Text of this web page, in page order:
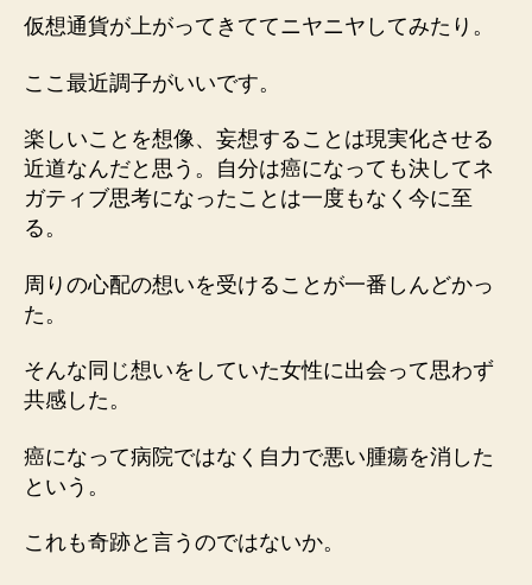
仮想通貨が上がってきててニヤニヤしてみたり。
ここ最近調子がいいです。
楽しいことを想像、妄想することは現実化させる
近道なんだと思う。自分は癌になっても決してネ
ガティブ思考になったことは一度もなく今に至
る。
周りの心配の想いを受けることが一番しんどかっ
た。
そんな同じ想いをしていた女性に出会って思わず
共感した。
癌になって病院ではなく自力で悪い腫瘍を消した
という。
これも奇跡と言うのではないか。